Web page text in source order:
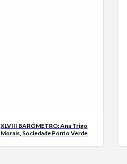
XLVIII BARÓMETRO: Ana Trigo
Morais, Sociedade Ponto Verde